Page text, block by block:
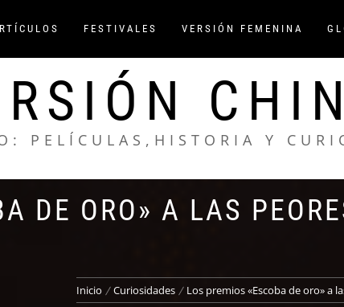
FESTIVALES VERSIÓN FEMENINA
PELÍCULAS,HISTORIA Y
DE ORO» A LAS
Inicio Curiosidades Los premios «Escoba de oro» a